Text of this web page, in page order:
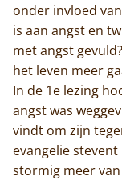
onder invloed
is aan angst en
met angst
het leven meer
In de 1e lezing
angst was
vindt om zijn
evangelie
stormig meer